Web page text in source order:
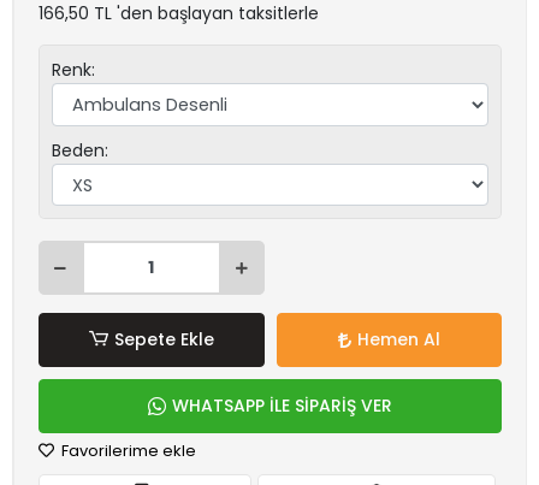
166,50 TL 'den başlayan taksitlerle
Renk:
Beden:
Sepete Ekle Hemen Al
WHATSAPP İLE SİPARİŞ VER
Favorilerime ekle